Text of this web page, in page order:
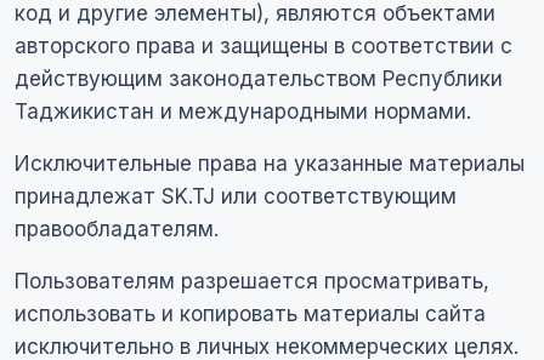
код и другие элементы), являются объектами
авторского права и защищены в соответствии с
действующим законодательством Республики
Таджикистан и международными нормами.
Исключительные права на указанные материалы
принадлежат SK.TJ или соответствующим
правообладателям.
Пользователям разрешается просматривать,
использовать и копировать материалы сайта
исключительно в личных некоммерческих целях.